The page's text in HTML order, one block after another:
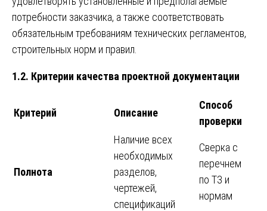
потребности заказчика, а также соответствовать
обязательным требованиям технических регламентов,
строительных норм и правил.
1.2. Критерии качества проектной документации
Критерий Описание
Способ
проверки
Полнота
Наличие всех
необходимых
разделов,
чертежей,
спецификаций
Сверка с
перечнем
по ТЗ и
нормам